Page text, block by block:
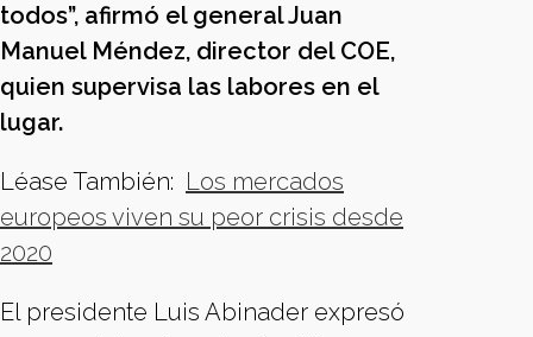
todos”, afirmó el general Juan
Manuel Méndez, director del COE,
quien supervisa las labores en el
lugar.
Léase También: Los mercados
europeos viven su peor crisis desde
2020
El presidente Luis Abinader expresó